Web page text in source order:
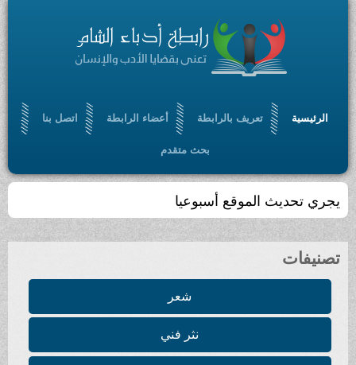
الرئيسية تعريف بالرابطة أعضاء الرابطة اتصل بنا
بحث متقدم
يجري تحديث الموقع أسبوعيا
تصنيفات
شعر
نثر فني